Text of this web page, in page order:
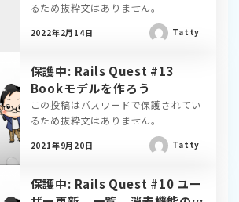
るため抜粋文はありません。
Tatty
2022年2月14日
保護中: Rails Quest #13
Bookモデルを作ろう
この投稿はパスワードで保護されてい
るため抜粋文はありません。
Tatty
2021年9月20日
保護中: Rails Quest #10 ユー